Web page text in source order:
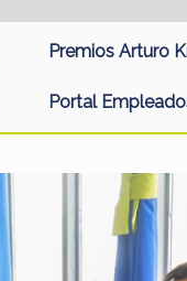
Premios Arturo
Portal